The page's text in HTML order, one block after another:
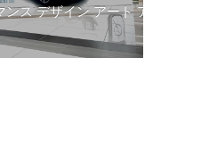
ス デザイン アート ア